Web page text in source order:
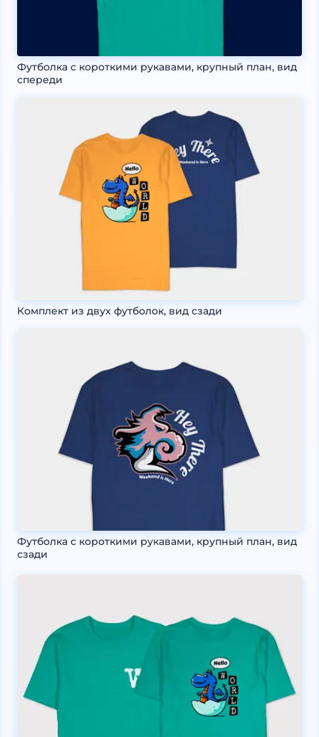
Футболка с короткими рукавами, крупный план, вид
спереди
Комплект из двух футболок, вид сзади
Футболка с короткими рукавами, крупный план, вид
сзади